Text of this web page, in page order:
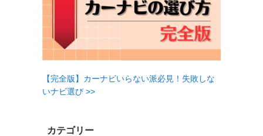
【完全版】カーナビいらない派必見！失敗しな
いナビ選び >>
カテゴリー